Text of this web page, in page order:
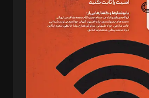
ایپکچی
یسنا امان‌پور، سروش کرمیان،
زهرا فکرانه، فائزه فتحی